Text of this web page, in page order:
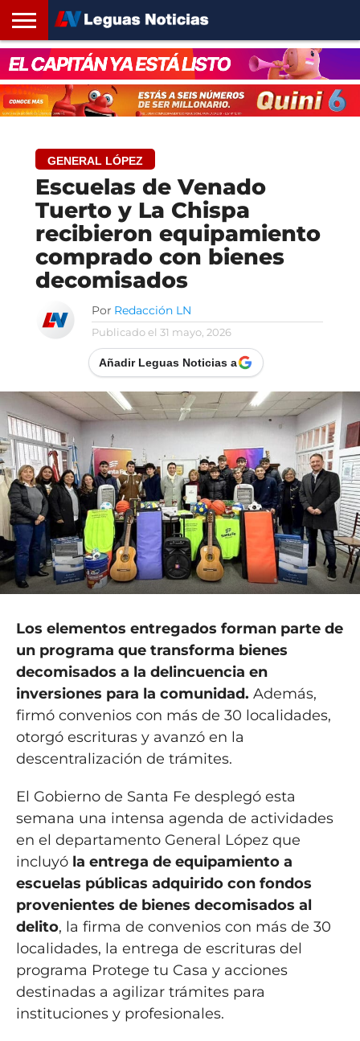
INICIO
SANTA
FE
ROSARIO24
REGIONES
ARGENTINA
OPINIÓN
CONTACTO
GENERAL LÓPEZ
Escuelas de Venado
Tuerto y La Chispa
recibieron equipamiento
comprado con bienes
decomisados
Por Redacción LN
Publicado el 31 mayo, 2026
Añadir Leguas Noticias a
Los elementos entregados forman parte de
un programa que transforma bienes
decomisados a la delincuencia en
inversiones para la comunidad. Además,
firmó convenios con más de 30 localidades,
otorgó escrituras y avanzó en la
descentralización de trámites.
El Gobierno de Santa Fe desplegó esta
semana una intensa agenda de actividades
en el departamento General López que
incluyó la entrega de equipamiento a
escuelas públicas adquirido con fondos
provenientes de bienes decomisados al
delito, la firma de convenios con más de 30
localidades, la entrega de escrituras del
programa Protege tu Casa y acciones
destinadas a agilizar trámites para
instituciones y profesionales.